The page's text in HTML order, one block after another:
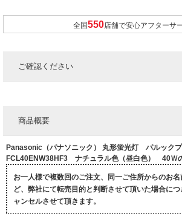
全国 店舗で安心アフターサ
ご確認ください
商品概要
Panasonic（パナソニック） 丸形蛍光灯 パルック
FCL40ENW38HF3 ナチュラル色（昼白色） 40Ｗ
お一人様で複数回のご注文、同一ご住所からのお
ど、弊社にて転売目的と判断させて頂いた場合に
ャンセルさせて頂きます。